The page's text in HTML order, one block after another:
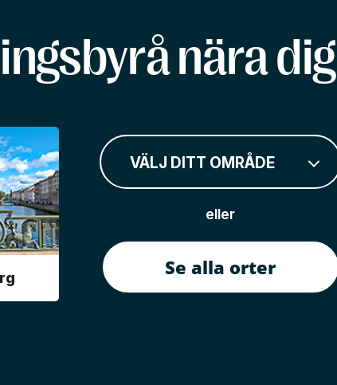
nära dig
VÄLJ DITT OMRÅDE
eller
Se alla orter